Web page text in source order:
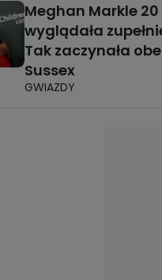
Meghan Markle
wyglądała
Tak zaczynała
Sussex
GWIAZDY